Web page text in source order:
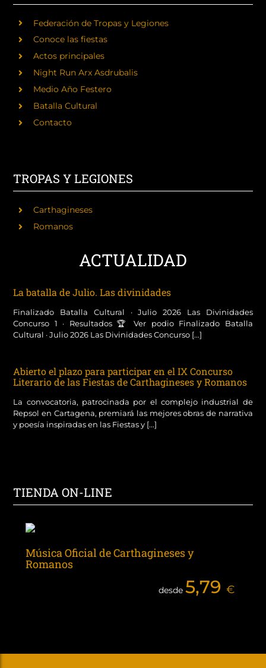
Federación de Tropas y Legiones
Conoce las fiestas
Actos principales
Night Run Arx Asdrubalis
Medio Año Festero
Batalla Cultural
Contacto
TROPAS Y LEGIONES
Carthagineses
Romanos
ACTUALIDAD
La batalla de Julio. Las divinidades
Finalizado Batalla Cultural · Julio 2026 Las Divinidades
Concurso 1 · Resultados 🏆 Ver podio Finalizado Batalla
Cultural · Julio 2026 Las Divinidades Concurso [...]
Abierto el plazo para participar en el IX Concurso
Literario de las Fiestas de Carthagineses y Romanos
La convocatoria, patrocinada por el complejo industrial de
Repsol en Cartagena, premiará las mejores obras de narrativa
y poesía inspiradas en las Fiestas y [...]
TIENDA ON-LINE
Música Oficial de Carthagineses y
Romanos
desde 5,79 €